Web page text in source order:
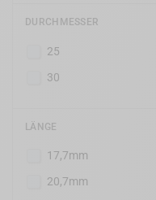
DURCHMESSER
25
30
LÄNGE
17,7mm
20,7mm